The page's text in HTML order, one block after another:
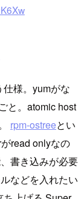
様。yumがな
と。atomic host
rpm-ostreeとい
read onlyなの
書き込みが必要
などを入れたい